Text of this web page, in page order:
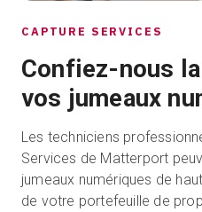
CAPTURE SERVICES
Confiez-nous
vos jumeaux
Les techniciens
Services de Matterport
jumeaux numériques de
de votre portefeuille de